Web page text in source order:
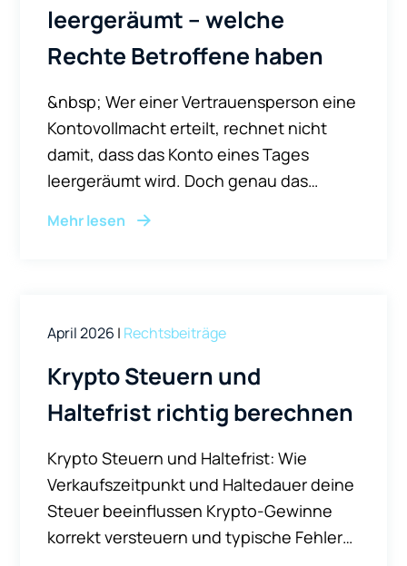
leergeräumt – welche
Rechte Betroffene haben
&nbsp; Wer einer Vertrauensperson eine
Kontovollmacht erteilt, rechnet nicht
damit, dass das Konto eines Tages
leergeräumt wird. Doch genau das
insbesondere bei älteren Menschen, die
stehen dann vor der Frage:
Mehr lesen
April 2026 | Rechtsbeiträge
Krypto Steuern und
Haltefrist richtig berechnen
Krypto Steuern und Haltefrist: Wie
Verkaufszeitpunkt und Haltedauer deine
Steuer beeinflussen Krypto-Gewinne
korrekt versteuern und typische Fehler